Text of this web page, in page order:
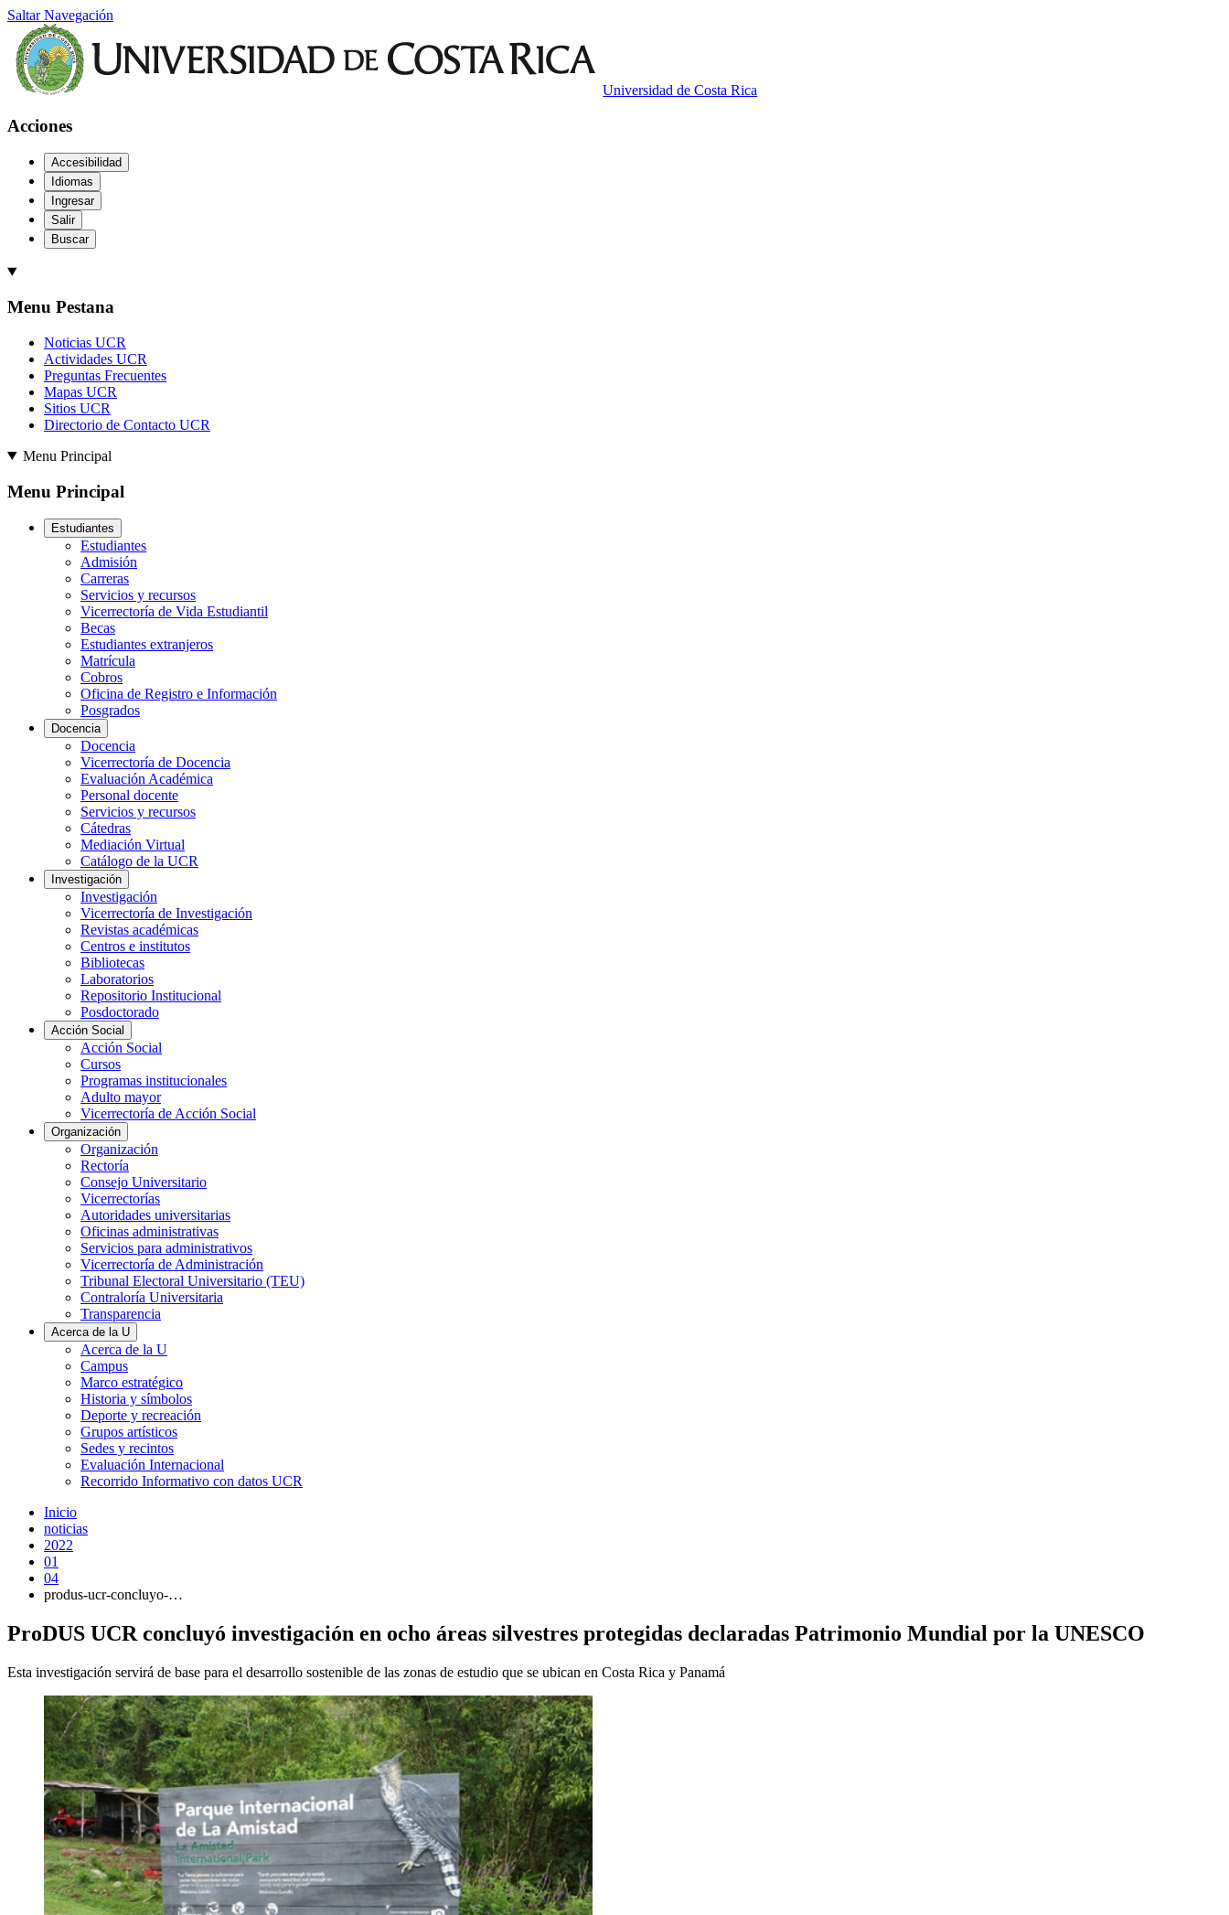
Saltar Navegación
Universidad de Costa Rica
Acciones
Accesibilidad
Idiomas
Ingresar
Salir
Buscar
Menu Pestana
Noticias UCR
Actividades UCR
Preguntas Frecuentes
Mapas UCR
Sitios UCR
Directorio de Contacto UCR
Menu Principal
Menu Principal
Estudiantes
Estudiantes
Admisión
Carreras
Servicios y recursos
Vicerrectoría de Vida Estudiantil
Becas
Estudiantes extranjeros
Matrícula
Cobros
Oficina de Registro e Información
Posgrados
Docencia
Docencia
Vicerrectoría de Docencia
Evaluación Académica
Personal docente
Servicios y recursos
Cátedras
Mediación Virtual
Catálogo de la UCR
Investigación
Investigación
Vicerrectoría de Investigación
Revistas académicas
Centros e institutos
Bibliotecas
Laboratorios
Repositorio Institucional
Posdoctorado
Acción Social
Acción Social
Cursos
Programas institucionales
Adulto mayor
Vicerrectoría de Acción Social
Organización
Organización
Rectoría
Consejo Universitario
Vicerrectorías
Autoridades universitarias
Oficinas administrativas
Servicios para administrativos
Vicerrectoría de Administración
Tribunal Electoral Universitario (TEU)
Contraloría Universitaria
Transparencia
Acerca de la U
Acerca de la U
Campus
Marco estratégico
Historia y símbolos
Deporte y recreación
Grupos artísticos
Sedes y recintos
Evaluación Internacional
Recorrido Informativo con datos UCR
Inicio
noticias
2022
01
04
produs-ucr-concluyo-…
ProDUS UCR concluyó investigación en ocho áreas silvestres protegidas declaradas Patrimonio Mundial por la UNESCO
Esta investigación servirá de base para el desarrollo sostenible de las zonas de estudio que se ubican en Costa Rica y Panamá